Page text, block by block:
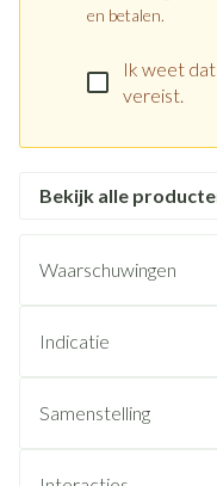
en betalen.
Ik weet
vereist.
Bekijk alle
Waarschuwingen
Indicatie
Samenstelling